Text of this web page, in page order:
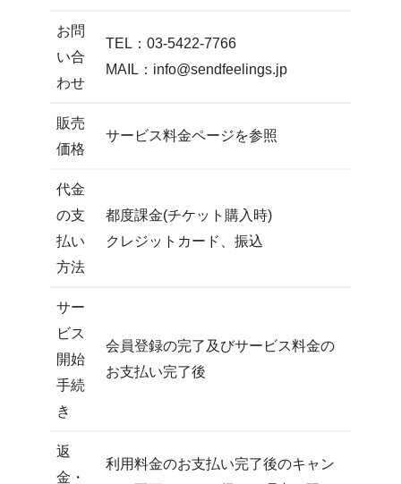
お問
い合
わせ
TEL：03-5422-7766
MAIL：info@sendfeelings.jp
販売
価格
サービス料金ページを参照
代金
の支
払い
方法
都度課金(チケット購入時)
クレジットカード、振込
サー
ビス
開始
手続
き
会員登録の完了及びサービス料金の
お支払い完了後
返
金・
利用料金のお支払い完了後のキャン